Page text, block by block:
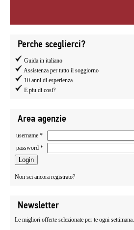
Perche sceglierci?
Guida in italiano
Assistenza per tutto il soggiorno
10 anni di esperienza
E piu di cosi?
Area agenzie
username *
password *
Non sei ancora registrato?
Newsletter
Le migliori offerte selezionate per te ogni settimana.